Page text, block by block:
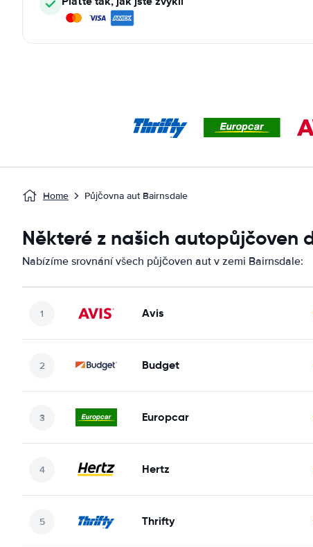
Home Půjčovna aut Bairnsdale
Některé z našich autopůjčoven
Nabízíme srovnání všech půjčoven aut v zemi Bairnsdale:
Avis
Budget
Europcar
Hertz
Thrifty